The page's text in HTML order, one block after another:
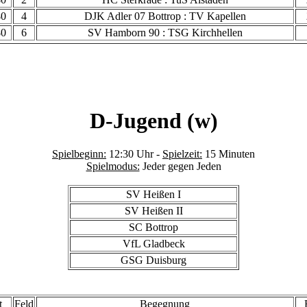
4 DJK Adler 07 Bottrop : TV Kapellen
6 SV Hamborn 90 : TSG Kirchhellen
D-Jugend (w)
Spielbeginn: 12:30 Uhr - Spielzeit: 15 Minuten
Spielmodus: Jeder gegen Jeden
SV Heißen I
SV Heißen II
SC Bottrop
VfL Gladbeck
GSG Duisburg
Feld Begegnung